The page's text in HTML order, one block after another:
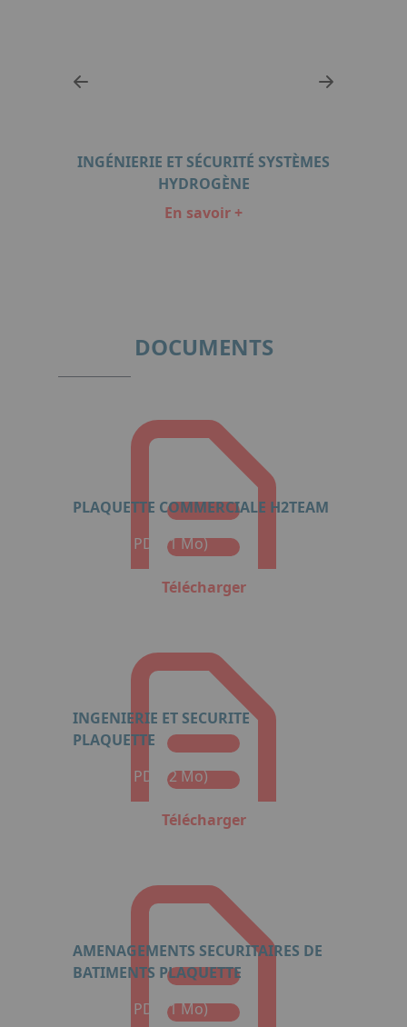
INGÉNIERIE ET SÉCURITÉ SYSTÈMES
HYDROGÈNE
En savoir +
DOCUMENTS
PLAQUETTE COMMERCIALE H2TEAM
Format : PDF (1 Mo)
Télécharger
INGENIERIE ET SECURITE
PLAQUETTE
Format : PDF (2 Mo)
Télécharger
AMENAGEMENTS SECURITAIRES DE
BATIMENTS PLAQUETTE
Format : PDF (1 Mo)